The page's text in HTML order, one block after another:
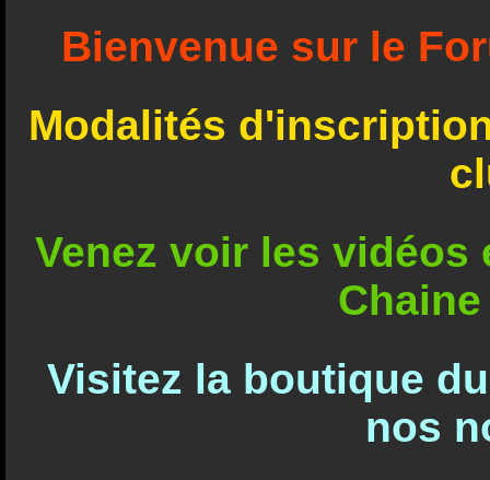
Bienvenue sur le
Modalités
Venez voir les
Visitez la boutique
nos